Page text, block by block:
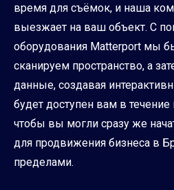
время для съёмок, и наша
выезжает на ваш объект. С
оборудования Matterport мы
сканируем пространство, а
данные, создавая
будет доступен вам в
чтобы вы могли сразу же
для продвижения бизнеса в
пределами.